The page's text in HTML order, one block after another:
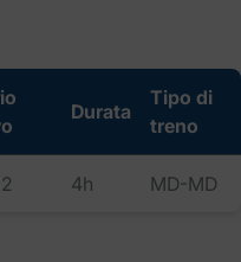
Durata
Tipo di
treno
4h MD-MD